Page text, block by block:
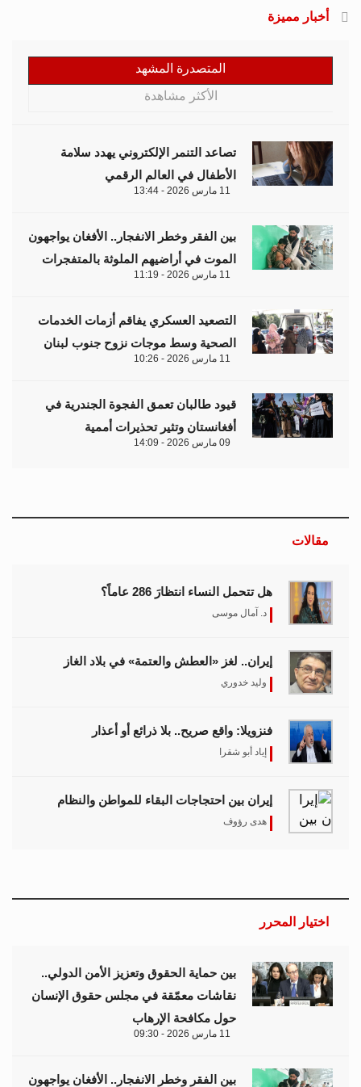
أخبار مميزة
المتصدرة المشهد
الأكثر مشاهدة
تصاعد التنمر الإلكتروني يهدد سلامة
الأطفال في العالم الرقمي
11 مارس 2026 - 13:44
بين الفقر وخطر الانفجار.. الأفغان يواجهون
الموت في أراضيهم الملوثة بالمتفجرات
11 مارس 2026 - 11:19
التصعيد العسكري يفاقم أزمات الخدمات
الصحية وسط موجات نزوح جنوب لبنان
11 مارس 2026 - 10:26
قيود طالبان تعمق الفجوة الجندرية في
أفغانستان وتثير تحذيرات أممية
09 مارس 2026 - 14:09
مقالات
هل تتحمل النساء انتظارَ 286 عاماً؟
د. آمال موسى
إيران.. لغز «العطش والعتمة» في بلاد الغاز
وليد خدوري
فنزويلا: واقع صريح.. بلا ذرائع أو أعذار
إياد أبو شقرا
إيران بين احتجاجات البقاء للمواطن والنظام
هدى رؤوف
اختيار المحرر
بين حماية الحقوق وتعزيز الأمن الدولي..
نقاشات معمّقة في مجلس حقوق الإنسان
حول مكافحة الإرهاب
11 مارس 2026 - 09:30
بين الفقر وخطر الانفجار.. الأفغان يواجهون